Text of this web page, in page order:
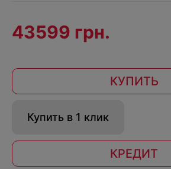
43599 грн.
КУПИТЬ
Купить в 1 клик
КРЕДИТ